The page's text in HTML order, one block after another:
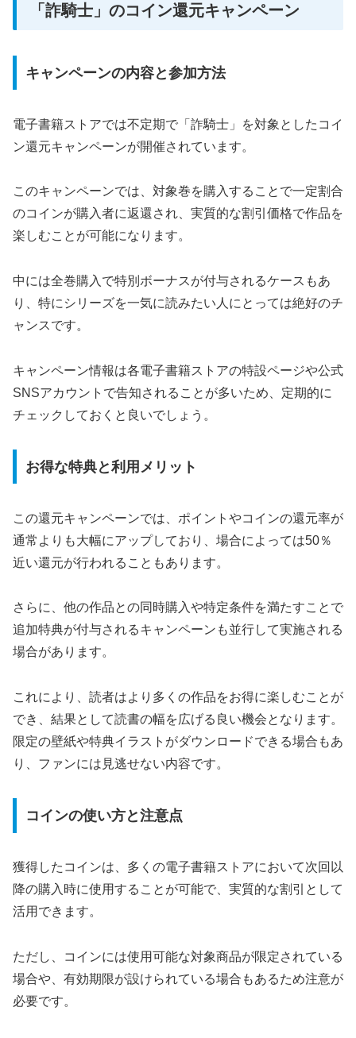
「詐騎士」のコイン還元キャンペーン
キャンペーンの内容と参加方法
電子書籍ストアでは不定期で「詐騎士」を対象としたコイ
ン還元キャンペーンが開催されています。
このキャンペーンでは、対象巻を購入することで一定割合
のコインが購入者に返還され、実質的な割引価格で作品を
楽しむことが可能になります。
中には全巻購入で特別ボーナスが付与されるケースもあ
り、特にシリーズを一気に読みたい人にとっては絶好のチ
ャンスです。
キャンペーン情報は各電子書籍ストアの特設ページや公式
SNSアカウントで告知されることが多いため、定期的に
チェックしておくと良いでしょう。
お得な特典と利用メリット
この還元キャンペーンでは、ポイントやコインの還元率が
通常よりも大幅にアップしており、場合によっては50％
近い還元が行われることもあります。
さらに、他の作品との同時購入や特定条件を満たすことで
追加特典が付与されるキャンペーンも並行して実施される
場合があります。
これにより、読者はより多くの作品をお得に楽しむことが
でき、結果として読書の幅を広げる良い機会となります。
限定の壁紙や特典イラストがダウンロードできる場合もあ
り、ファンには見逃せない内容です。
コインの使い方と注意点
獲得したコインは、多くの電子書籍ストアにおいて次回以
降の購入時に使用することが可能で、実質的な割引として
活用できます。
ただし、コインには使用可能な対象商品が限定されている
場合や、有効期限が設けられている場合もあるため注意が
必要です。